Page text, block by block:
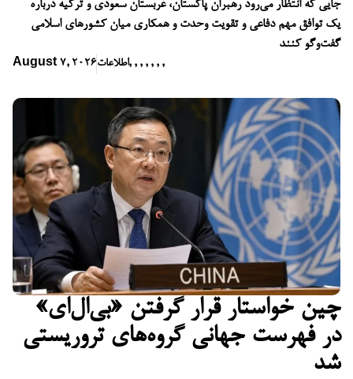
جایی که انتظار می‌رود رهبران پاکستان، عربستان سعودی و ترکیه درباره
یک توافق مهم دفاعی و تقویت وحدت و همکاری میان کشورهای اسلامی
گفت‌وگو کنند
August 7, 2026اطلاعات, , , , , , ,
چین خواستار قرار گرفتن «بی‌ال‌ای»
در فهرست جهانی گروه‌های تروریستی
شد